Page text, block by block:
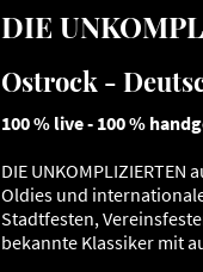
DIE
100 % live - 100 %
DIE
Oldies und
Stadtfesten,
bekannte Klassiker mit
Ostrock -